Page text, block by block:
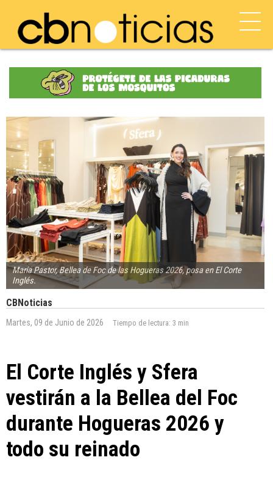
María Pastor, Bellea de Foc de las Hogueras 2026, posa en El Corte
Inglés.
CBNoticias
Martes, 09 de Junio de 2026 Tiempo de lectura: 3 min
El Corte Inglés y Sfera
vestirán a la Bellea del Foc
durante Hogueras 2026 y
todo su reinado